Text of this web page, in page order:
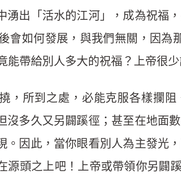
湧出「活水的江河」，成為祝福
會如何發展，與我們無關，因為
能帶給別人多大的祝福？上帝很少
，所到之處，必能克服各樣攔
沒多久又另闢蹊徑；甚至在地面
。因此，當你眼看別人為主發光
源頭之上吧！上帝或帶領你另闢